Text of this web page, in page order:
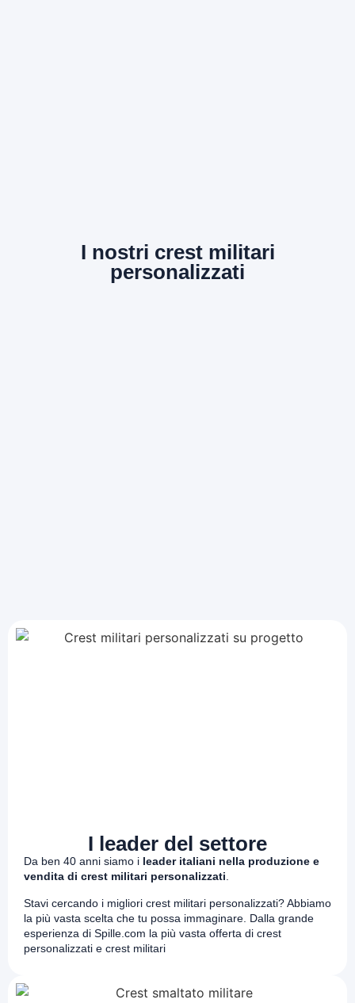
I nostri crest militari
personalizzati
I leader del settore
Da ben 40 anni siamo i leader italiani nella produzione e
vendita di crest militari personalizzati.
Stavi cercando i migliori crest militari personalizzati? Abbiamo
la più vasta scelta che tu possa immaginare. Dalla grande
esperienza di Spille.com la più vasta offerta di crest
personalizzati e crest militari